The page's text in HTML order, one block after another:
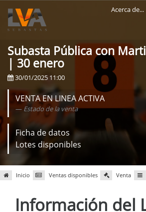
Acerca de...
Subasta Pública con
| 30 enero
30/01/2025 11:00
VENTA EN LINEA ACTIVA
Estado de la venta
Ficha de datos
Lotes disponibles
Inicio Ventas disponibles Venta
Información del